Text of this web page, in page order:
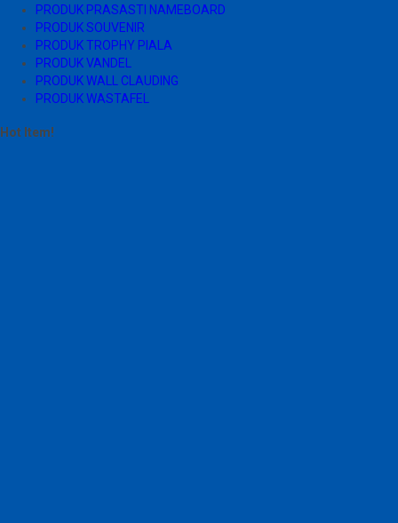
PRODUK PRASASTI NAMEBOARD
PRODUK SOUVENIR
PRODUK TROPHY PIALA
PRODUK VANDEL
PRODUK WALL CLAUDING
PRODUK WASTAFEL
Hot Item!